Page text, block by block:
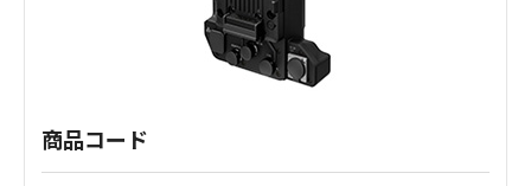
商品コード